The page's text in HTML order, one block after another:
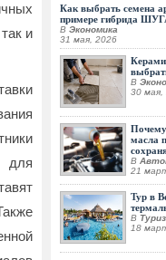
и
для
Как выбрать семена
примере гибрида
В Экономика
31 мая, 2026
В
30 мая,
масла
В
21
Тур в
В
18